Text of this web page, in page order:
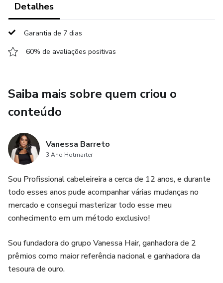
Detalhes
Garantia de 7 dias
60% de avaliações positivas
Saiba mais sobre quem criou o
conteúdo
Vanessa Barreto
3 Ano Hotmarter
Sou Profissional cabeleireira a cerca de 12 anos, e durante
todo esses anos pude acompanhar várias mudanças no
mercado e consegui masterizar todo esse meu
conhecimento em um método exclusivo!
Sou fundadora do grupo Vanessa Hair, ganhadora de 2
prêmios como maior referência nacional e ganhadora da
tesoura de ouro.